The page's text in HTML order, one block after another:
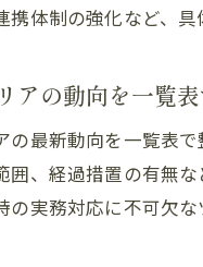
携体制の強化など、
アの動向を一覧表
の最新動向を一覧表
囲、経過措置の有無
の実務対応に不可欠